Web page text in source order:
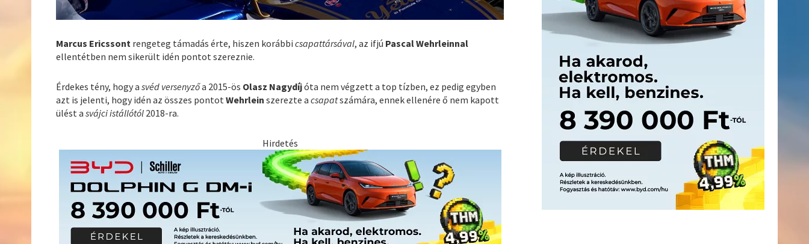
Marcus Ericssont rengeteg támadás érte, hiszen korábbicsapattársával, az ifjú Pascal Wehrleinnal
ellentétben nem sikerült idén pontot szereznie.
Érdekes tény, hogy asvéd versenyzőa 2015-ös Olasz Nagydíjóta nem végzett a top tízben, ez pedig egyben
azt is jelenti, hogy idén az összes pontotWehrlein szerezte acsapatszámára, ennek ellenére ő nem kapott
ülést asvájci istállótól 2018-ra.
Hirdetés